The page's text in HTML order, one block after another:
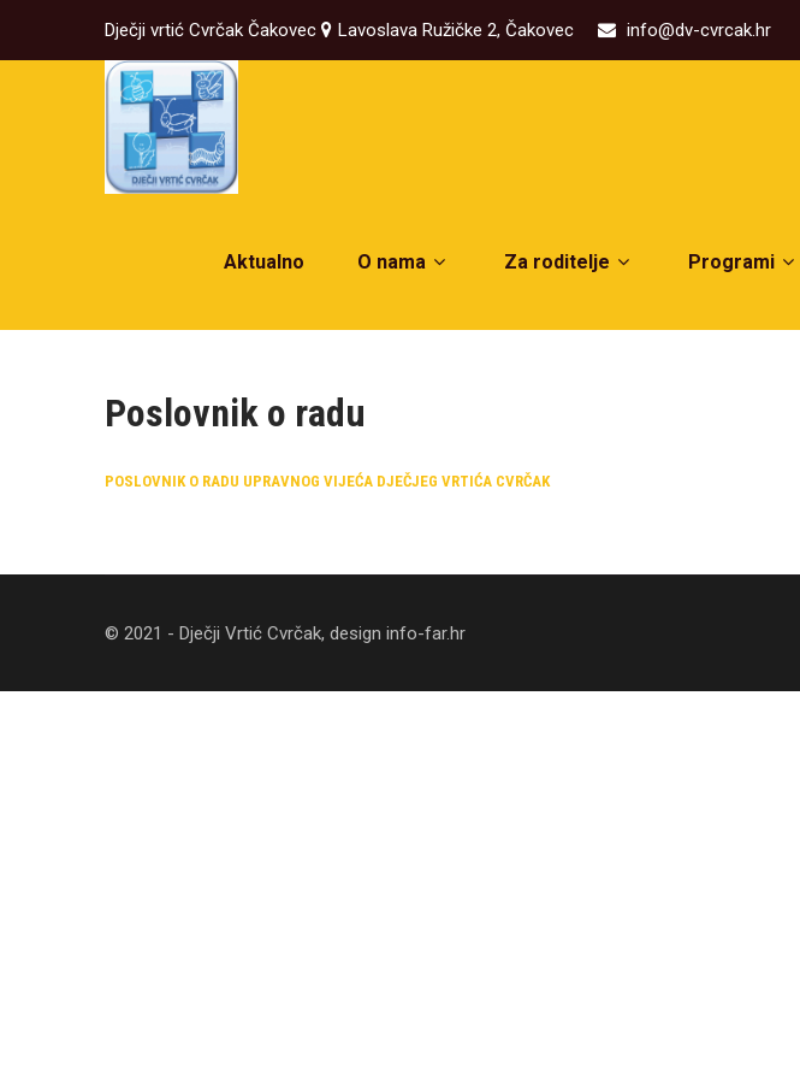
Dječji vrtić Cvrčak Čakovec Lavoslava Ružičke 2, Čakovec info@dv-cvrcak.hr
Aktualno O nama Za roditelje Programi
Poslovnik o radu
POSLOVNIK O RADU UPRAVNOG VIJEĆA DJEČJEG VRTIĆA CVRČAK
© 2021 - Dječji Vrtić Cvrčak, design info-far.hr